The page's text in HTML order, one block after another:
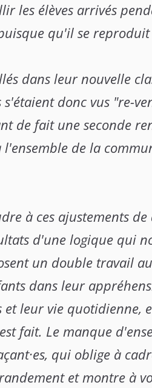
les élèves arrivés
qu'il se reproduit
dans leur nouvelle
donc vus "re-
de fait une seconde
de la
à ces ajustements
d'une logique qui
un double travail
dans leur
et leur vie quotidienne,
fait. Le manque
qui oblige à
et montre à